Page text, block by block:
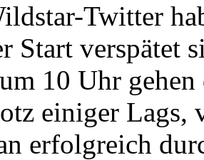
Twitter
Start verspätet
10 Uhr
einiger Lags,
erfolgreich